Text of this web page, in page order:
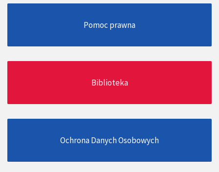
Pomoc prawna
Biblioteka
Ochrona Danych Osobowych